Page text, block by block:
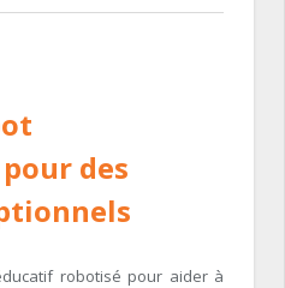
des
robotisé pour aider à